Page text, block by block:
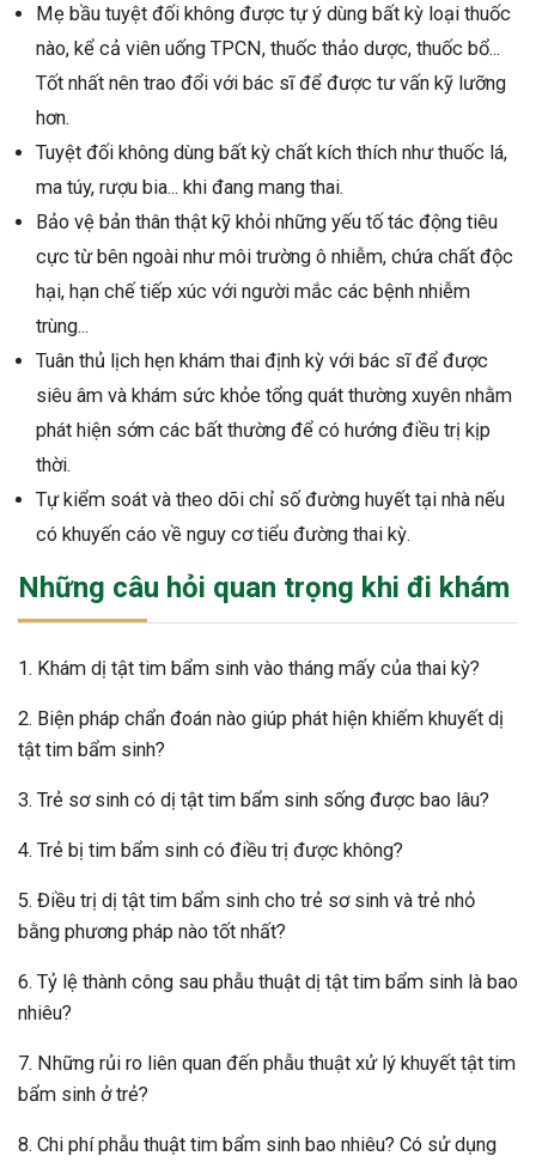
Mẹ bầu tuyệt đối không được tự ý dùng bất kỳ loại thuốc
nào, kể cả viên uống TPCN, thuốc thảo dược, thuốc bổ...
Tốt nhất nên trao đổi với bác sĩ để được tư vấn kỹ lưỡng
hơn.
Tuyệt đối không dùng bất kỳ chất kích thích như thuốc lá,
ma túy, rượu bia... khi đang mang thai.
Bảo vệ bản thân thật kỹ khỏi những yếu tố tác động tiêu
cực từ bên ngoài như môi trường ô nhiễm, chứa chất độc
hại, hạn chế tiếp xúc với người mắc các bệnh nhiễm
trùng...
Tuân thủ lịch hẹn khám thai định kỳ với bác sĩ để được
siêu âm và khám sức khỏe tổng quát thường xuyên nhằm
phát hiện sớm các bất thường để có hướng điều trị kịp
thời.
Tự kiểm soát và theo dõi chỉ số đường huyết tại nhà nếu
có khuyến cáo về nguy cơ tiểu đường thai kỳ.
Những câu hỏi quan trọng khi đi khám
1. Khám dị tật tim bẩm sinh vào tháng mấy của thai kỳ?
2. Biện pháp chẩn đoán nào giúp phát hiện khiếm khuyết dị
tật tim bẩm sinh?
3. Trẻ sơ sinh có dị tật tim bẩm sinh sống được bao lâu?
4. Trẻ bị tim bẩm sinh có điều trị được không?
5. Điều trị dị tật tim bẩm sinh cho trẻ sơ sinh và trẻ nhỏ
bằng phương pháp nào tốt nhất?
6. Tỷ lệ thành công sau phẫu thuật dị tật tim bẩm sinh là bao
nhiêu?
7. Những rủi ro liên quan đến phẫu thuật xử lý khuyết tật tim
bẩm sinh ở trẻ?
8. Chi phí phẫu thuật tim bẩm sinh bao nhiêu? Có sử dụng